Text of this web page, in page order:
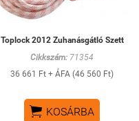
Toplock 2012 Zuhanásgátló Szett
Cikkszám: 71354
36 661 Ft + ÁFA (46 560 Ft)
 KOSÁRBA